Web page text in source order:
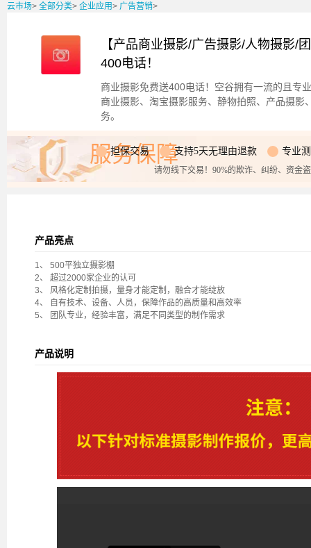
云市场> 全部分类> 企业应用> 广告营销>
【产品商业摄影/广告摄影/人物摄影/
400电话！
商业摄影免费送400电话！空谷拥有一流的且专
商业摄影、淘宝摄影服务、静物拍照、产品摄影
务。
服务保障
担保交易 支持5天无理由退款 专业
请勿线下交易！90%的欺诈、纠纷、资金
产品亮点
1、 500平独立摄影棚
2、 超过2000家企业的认可
3、 风格化定制拍摄，量身才能定制，融合才能绽放
4、 自有技术、设备、人员，保障作品的高质量和高效率
5、 团队专业，经验丰富，满足不同类型的制作需求
产品说明